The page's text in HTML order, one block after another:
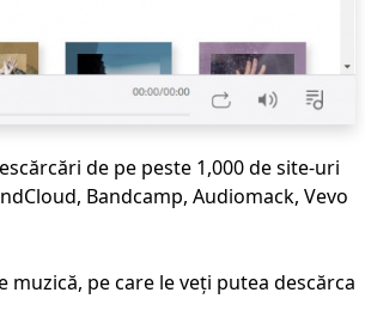
de pe peste 1,000 de site-uri
Bandcamp, Audiomack, Vevo
pe care le veți putea descărca